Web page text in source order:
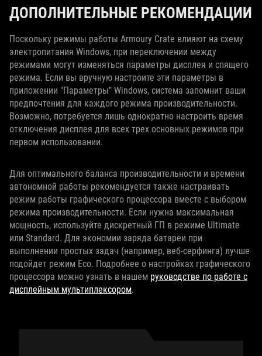
ДОПОЛНИТЕЛЬНЫЕ РЕКОМЕНДАЦИИ
Поскольку режимы работы Armoury Crate влияют на схему
электропитания Windows, при переключении между
режимами могут изменяться параметры дисплея и спящего
режима. Если вы вручную настроите эти параметры в
приложении "Параметры" Windows, система запомнит ваши
предпочтения для каждого режима производительности.
Возможно, потребуется лишь однократно настроить время
отключения дисплея для всех трех основных режимов при
первом использовании.
Для оптимального баланса производительности и времени
автономной работы рекомендуется также настраивать
режим работы графического процессора вместе с выбором
режима производительности. Если нужна максимальная
мощность, используйте дискретный ГП в режиме Ultimate
или Standard. Для экономии заряда батареи при
выполнении простых задач (например, веб-серфинга) лучше
подойдет режим Eco. Подробнее о настройках графического
процессора можно узнать в нашем руководстве по работе с
дисплейным мультиплексором.